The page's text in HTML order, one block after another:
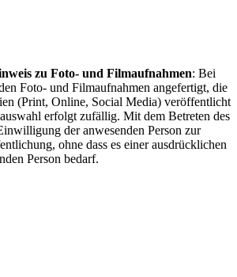
zu Foto- und Filmaufnahmen: Bei
Foto- und Filmaufnahmen angefertigt, die
(Print, Online, Social Media) veröffentlicht
erfolgt zufällig. Mit dem Betreten des
der anwesenden Person zur
ohne dass es einer ausdrücklichen
Person bedarf.